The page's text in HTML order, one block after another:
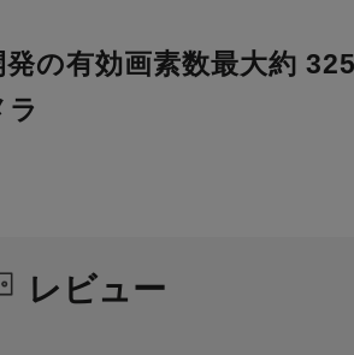
発の有効画素数最大約
ラ
レビュー